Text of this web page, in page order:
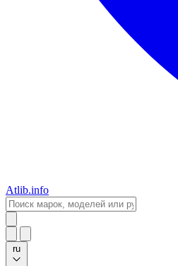
Atlib.info
ru